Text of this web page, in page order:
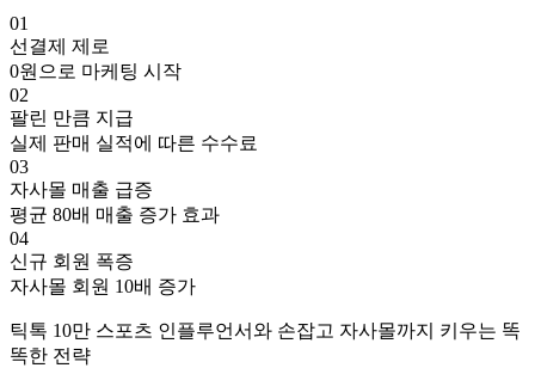
01
선결제 제로
0원으로 마케팅 시작
02
팔린 만큼 지급
실제 판매 실적에 따른 수수료
03
자사몰 매출 급증
평균 80배 매출 증가 효과
04
신규 회원 폭증
자사몰 회원 10배 증가
틱톡 10만 스포츠 인플루언서와 손잡고 자사몰까지 키우는 똑
똑한 전략